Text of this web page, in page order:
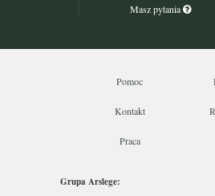
Masz pytania
Pomoc
Kontakt
Praca
Grupa Arslege: